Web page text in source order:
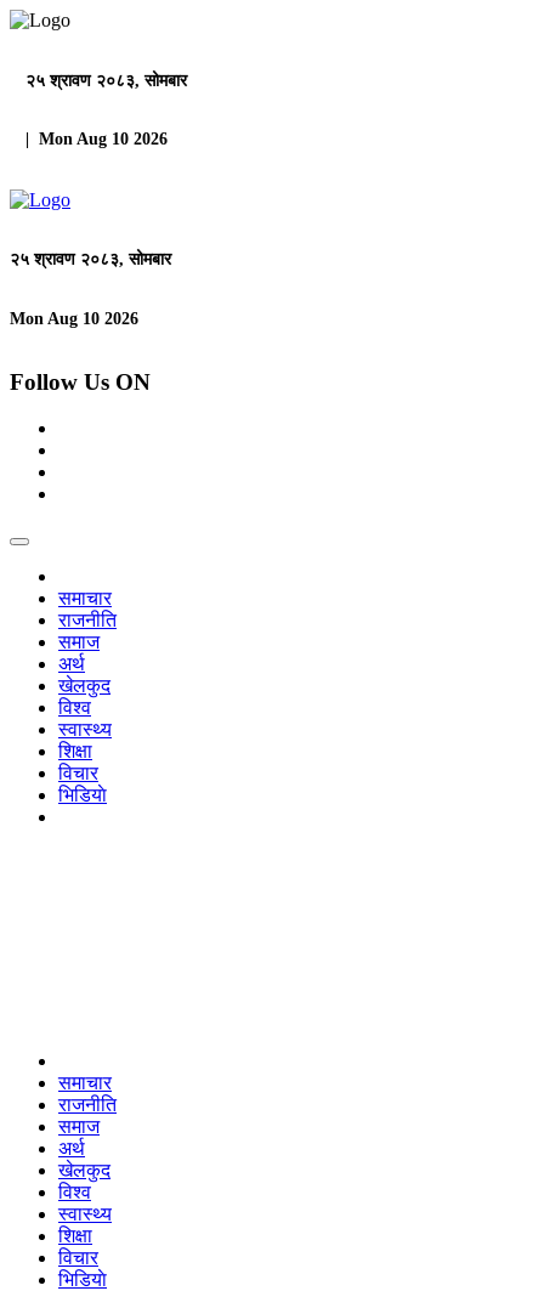
२५ श्रावण २०८३, सोमबार
| Mon Aug 10 2026
२५ श्रावण २०८३, सोमबार
Mon Aug 10 2026
Follow Us ON
समाचार
राजनीति
समाज
अर्थ
खेलकुद
विश्व
स्वास्थ्य
शिक्षा
विचार
भिडियाे
समाचार
राजनीति
समाज
अर्थ
खेलकुद
विश्व
स्वास्थ्य
शिक्षा
विचार
भिडियाे